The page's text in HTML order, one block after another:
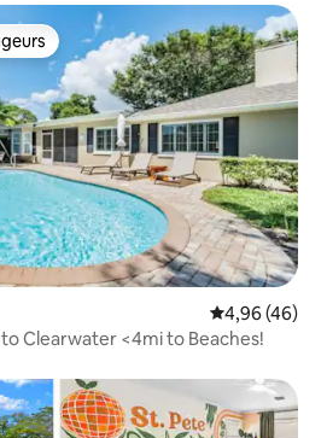
les plus appréciés
Évaluation
4,96 (46)
Clearwater <4mi to Beaches!